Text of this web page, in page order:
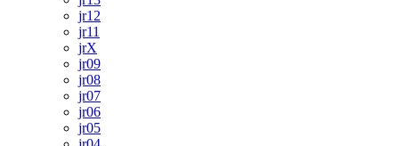
jr12
jr11
jrX
jr09
jr08
jr07
jr06
jr05